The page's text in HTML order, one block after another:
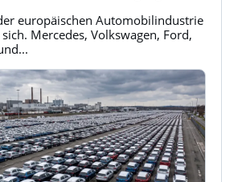
europäischen Automobilindustrie
Mercedes, Volkswagen, Ford,